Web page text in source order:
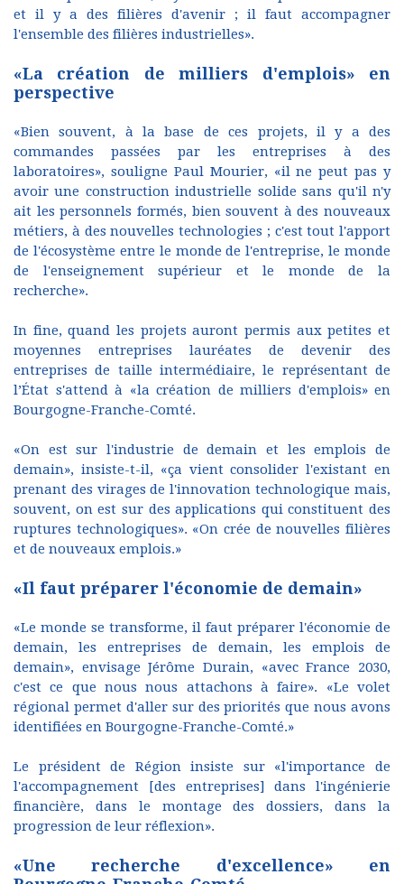
et il y a des filières d'avenir ; il faut accompagner
l'ensemble des filières industrielles».
«La création de milliers d'emplois» en
perspective
«Bien souvent, à la base de ces projets, il y a des
commandes passées par les entreprises à des
laboratoires», souligne Paul Mourier, «il ne peut pas y
avoir une construction industrielle solide sans qu'il n'y
ait les personnels formés, bien souvent à des nouveaux
métiers, à des nouvelles technologies ; c'est tout l'apport
de l'écosystème entre le monde de l'entreprise, le monde
de l'enseignement supérieur et le monde de la
recherche».
In fine, quand les projets auront permis aux petites et
moyennes entreprises lauréates de devenir des
entreprises de taille intermédiaire, le représentant de
l’État s'attend à «la création de milliers d'emplois» en
Bourgogne-Franche-Comté.
«On est sur l'industrie de demain et les emplois de
demain», insiste-t-il, «ça vient consolider l'existant en
prenant des virages de l'innovation technologique mais,
souvent, on est sur des applications qui constituent des
ruptures technologiques». «On crée de nouvelles filières
et de nouveaux emplois.»
«Il faut préparer l'économie de demain»
«Le monde se transforme, il faut préparer l'économie de
demain, les entreprises de demain, les emplois de
demain», envisage Jérôme Durain, «avec France 2030,
c'est ce que nous nous attachons à faire». «Le volet
régional permet d'aller sur des priorités que nous avons
identifiées en Bourgogne-Franche-Comté.»
Le président de Région insiste sur «l'importance de
l'accompagnement [des entreprises] dans l'ingénierie
financière, dans le montage des dossiers, dans la
progression de leur réflexion».
«Une recherche d'excellence» en